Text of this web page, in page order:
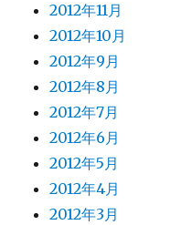
2012年11月
2012年10月
2012年9月
2012年8月
2012年7月
2012年6月
2012年5月
2012年4月
2012年3月